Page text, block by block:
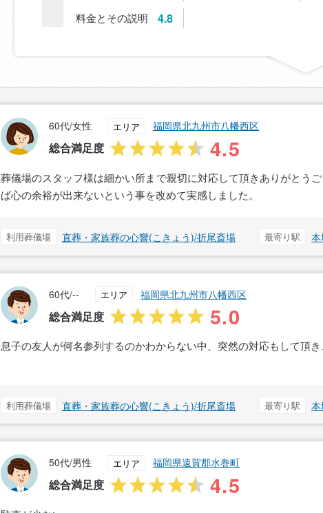
料金とその説明 4.8
60代/女性 エリア 福岡県北九州市八幡西区
総合満足度 4.5
葬儀場のスタッフ様は細かい所まで親切に対応して頂きありがとう
ば心の余裕が出来ないという事を改めて実感しました。
利用葬儀場 直葬・家族葬の心響(こきょう)/折尾斎場 最寄り駅
60代/-- エリア 福岡県北九州市八幡西区
総合満足度 5.0
息子の友人が何名参列するのかわからない中、突然の対応もして頂き
利用葬儀場 直葬・家族葬の心響(こきょう)/折尾斎場 最寄り駅
50代/男性 エリア 福岡県遠賀郡水巻町
総合満足度 4.5